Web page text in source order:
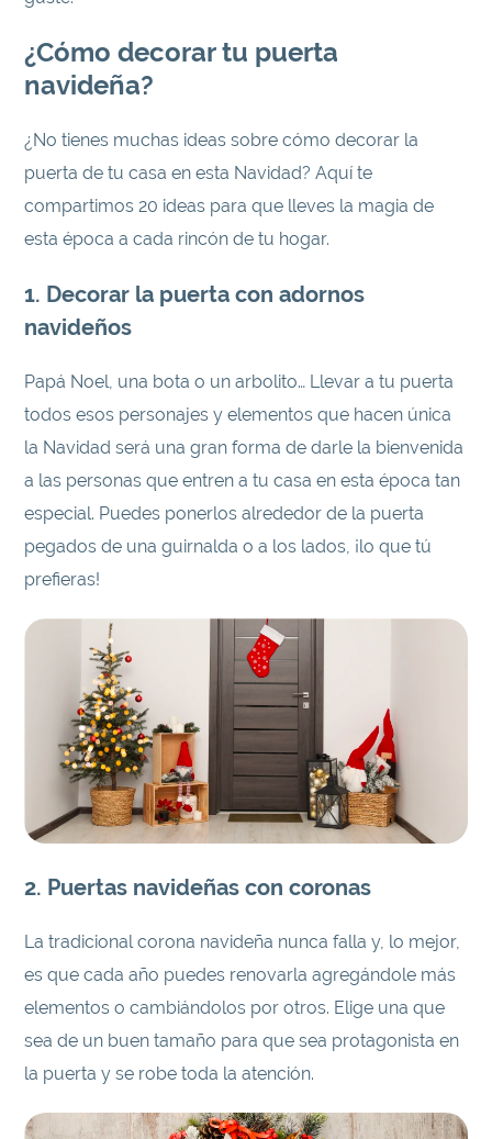
¿Cómo decorar tu puerta
navideña?
¿No tienes muchas ideas sobre cómo decorar la
puerta de tu casa en esta Navidad? Aquí te
compartimos 20 ideas para que lleves la magia de
esta época a cada rincón de tu hogar.
1. Decorar la puerta con adornos
navideños
Papá Noel, una bota o un arbolito… Llevar a tu puerta
todos esos personajes y elementos que hacen única
la Navidad será una gran forma de darle la bienvenida
a las personas que entren a tu casa en esta época tan
especial. Puedes ponerlos alrededor de la puerta
pegados de una guirnalda o a los lados, ¡lo que tú
prefieras!
2. Puertas navideñas con coronas
La tradicional corona navideña nunca falla y, lo mejor,
es que cada año puedes renovarla agregándole más
elementos o cambiándolos por otros. Elige una que
sea de un buen tamaño para que sea protagonista en
la puerta y se robe toda la atención.